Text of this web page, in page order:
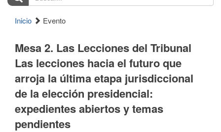
Inicio Evento
Mesa 2. Las Lecciones del Tribunal
Las lecciones hacia el futuro que
arroja la última etapa jurisdiccional
de la elección presidencial:
expedientes abiertos y temas
pendientes